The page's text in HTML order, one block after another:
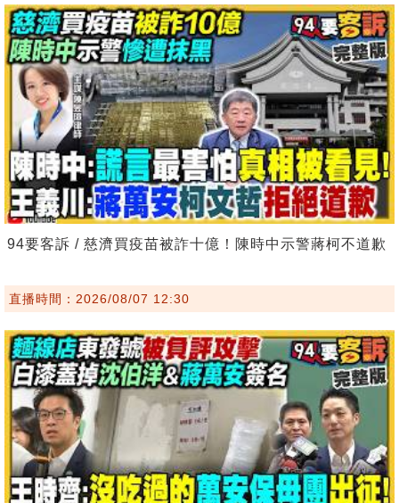
94要客訴 / 慈濟買疫苗被詐十億！陳時中示警蔣柯不道歉
直播時間：2026/08/07 12:30